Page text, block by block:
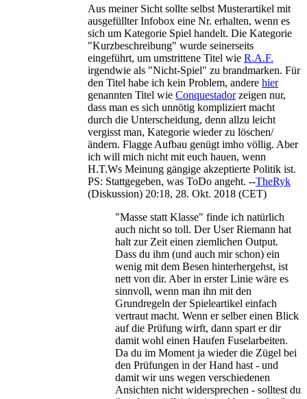
Aus meiner Sicht sollte selbst Musterartikel mit
ausgefüllter Infobox eine Nr. erhalten, wenn es
sich um Kategorie Spiel handelt. Die Kategorie
"Kurzbeschreibung" wurde seinerseits
eingeführt, um umstrittene Titel wie R.A.F.
irgendwie als "Nicht-Spiel" zu brandmarken. Für
den Titel habe ich kein Problem, andere hier
genannten Titel wie Conquestadorzeigen nur,
dass man es sich unnötig kompliziert macht
durch die Unterscheidung, denn allzu leicht
vergisst man, Kategorie wieder zu löschen/
ändern. Flagge Aufbau genügt imho völlig. Aber
ich will mich nicht mit euch hauen, wenn
H.T.Ws Meinung gängige akzeptierte Politik ist.
PS: Stattgegeben, was ToDo angeht. --TheRyk
(Diskussion) 20:18, 28. Okt. 2018 (CET)
"Masse statt Klasse" finde ich natürlich
auch nicht so toll. Der User Riemann hat
halt zur Zeit einen ziemlichen Output.
Dass du ihm (und auch mir schon) ein
wenig mit dem Besen hinterhergehst, ist
nett von dir. Aber in erster Linie wäre es
sinnvoll, wenn man ihn mit den
Grundregeln der Spieleartikel einfach
vertraut macht. Wenn er selber einen Blick
auf die Prüfung wirft, dann spart er dir
damit wohl einen Haufen Fuselarbeiten.
Da du im Moment ja wieder die Zügel bei
den Prüfungen in der Hand hast - und
damit wir uns wegen verschiedenen
Ansichten nicht widersprechen - solltest du